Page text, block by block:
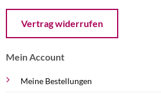
Vertrag widerrufen
Mein Account
Meine Bestellungen